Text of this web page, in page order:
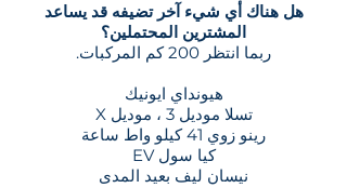
هل هناك أي شيء آخر تضيفه قد يساعد
المشترين المحتملين؟
ربما انتظر 200 كم المركبات.
هيونداي ايونيك
تسلا موديل 3 ، موديل X
رينو زوي 41 كيلو واط ساعة
كيا سول EV
نيسان ليف بعيد المدى